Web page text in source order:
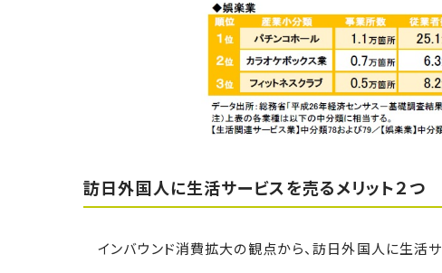
訪日外国人に生活サービスを売るメリット２つ
インバウンド消費拡大の観点から、訪日外国人に生活サ